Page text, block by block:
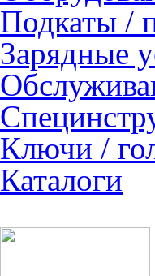
Подкаты /
Зарядные
Ключи /
Каталоги